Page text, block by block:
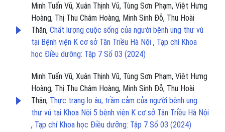
Minh Tuấn Vũ, Xuân Thịnh Vũ, Tùng Sơn Phạm, Việt Hưng
Hoàng, Thị Thu Châm Hoàng, Minh Sinh Đỗ, Thu Hoài
Thân, Chất lượng cuộc sống của người bệnh ung thư vú
tại Bệnh viện K cơ sở Tân Triều Hà Nội , Tạp chí Khoa
học Điều dưỡng: Tập 7 Số 03 (2024)
Minh Tuấn Vũ, Xuân Thịnh Vũ, Tùng Sơn Phạm, Việt Hưng
Hoàng, Thị Thu Châm Hoàng, Minh Sinh Đỗ, Thu Hoài
Thân, Thực trạng lo âu, trầm cảm của người bệnh ung
thư vú tại Khoa Nội 5 bệnh viện K cơ sở Tân Triều Hà Nội
, Tạp chí Khoa học Điều dưỡng: Tập 7 Số 03 (2024)